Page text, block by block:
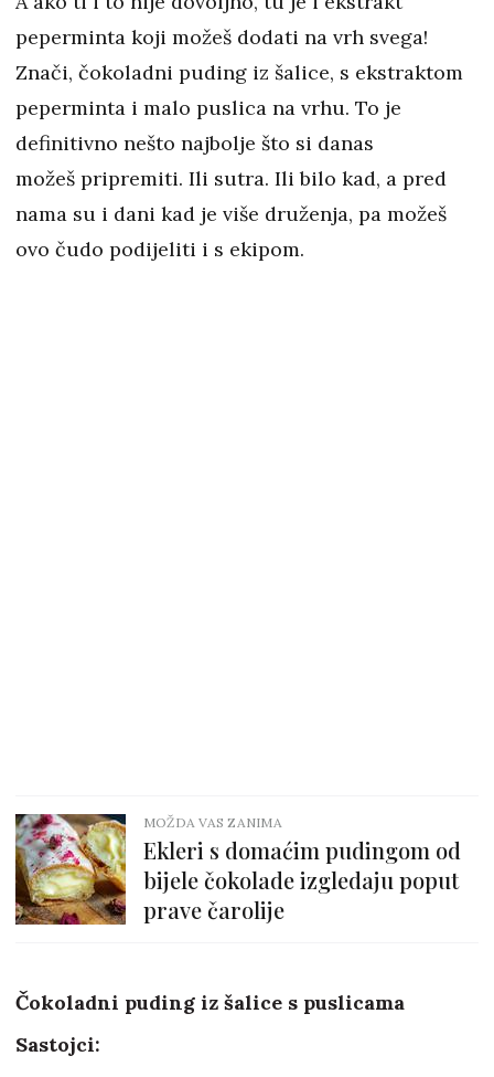
peperminta koji možeš dodati na vrh svega!
Znači, čokoladni puding iz šalice, s ekstraktom
peperminta i malo puslica na vrhu. To je
definitivno nešto najbolje što si danas
možeš pripremiti. Ili sutra. Ili bilo kad, a pred
nama su i dani kad je više druženja, pa možeš
ovo čudo podijeliti i s ekipom.
MOŽDA VAS ZANIMA
Ekleri s domaćim pudingom od
bijele čokolade izgledaju poput
prave čarolije
Čokoladni puding iz šalice s puslicama
Sastojci: